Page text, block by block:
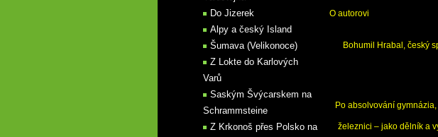
O autorovi
Bohumil Hrabal, český
Po absolvování
železnici – jako dělník a
Do Jizerek
Alpy a český Island
Šumava (Velikonoce)
Z Lokte do Karlových
Varů
Saským Švýcarskem na
Schrammsteine
Z Krkonoš přes Polsko na